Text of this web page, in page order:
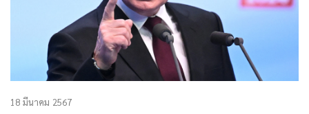
18 มีนาคม 2567